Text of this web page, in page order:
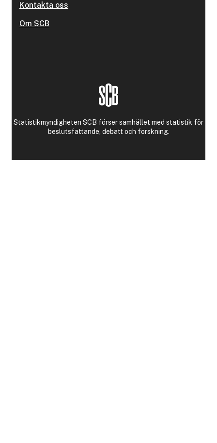
Kontakta oss
Om SCB
Statistikmyndigheten SCB förser samhället med statistik för
beslutsfattande, debatt och forskning.